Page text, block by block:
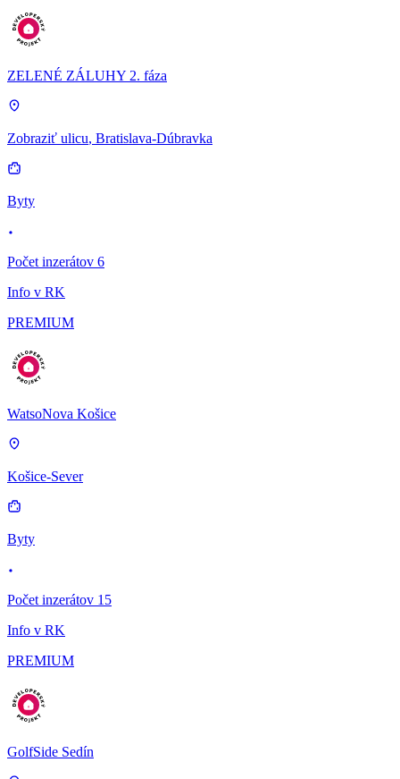
ZELENÉ ZÁLUHY 2. fáza
Zobraziť ulicu, Bratislava-Dúbravka
Byty
Počet inzerátov 6
Info v RK
PREMIUM
WatsoNova Košice
Košice-Sever
Byty
Počet inzerátov 15
Info v RK
PREMIUM
GolfSide Sedín